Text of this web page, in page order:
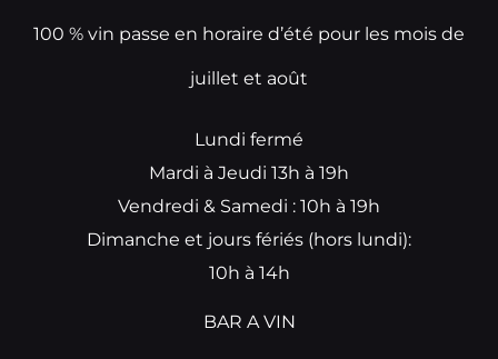
100 % vin passe en horaire d’été pour les mois de
juillet et août
Lundi fermé
Mardi à Jeudi 13h à 19h
Vendredi & Samedi : 10h à 19h
Dimanche et jours fériés (hors lundi):
10h à 14h
BAR A VIN